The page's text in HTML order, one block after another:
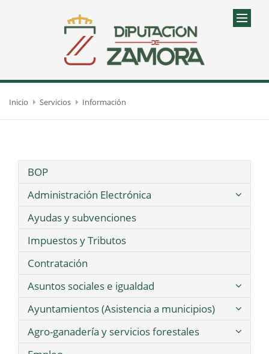
Inicio Servicios Información
BOP
Administración Electrónica
Ayudas y subvenciones
Impuestos y Tributos
Contratación
Asuntos sociales e igualdad
Ayuntamientos (Asistencia a municipios)
Agro-ganadería y servicios forestales